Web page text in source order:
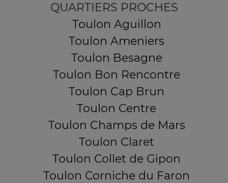
QUARTIERS PROCHES
Toulon Aguillon
Toulon Ameniers
Toulon Besagne
Toulon Bon Rencontre
Toulon Cap Brun
Toulon Centre
Toulon Champs de Mars
Toulon Claret
Toulon Collet de Gipon
Toulon Corniche du Faron